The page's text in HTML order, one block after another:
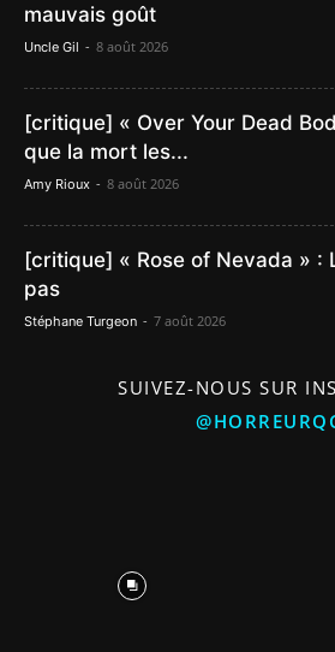
mauvais goût
Uncle Gil - 8 août 2026
[critique] « Over Your Dead
que la mort les...
Amy Rioux - 8 août 2026
[critique] « Rose of Nevada » :
pas
Stéphane Turgeon - 7 août 2026
SUIVEZ-NOUS SUR